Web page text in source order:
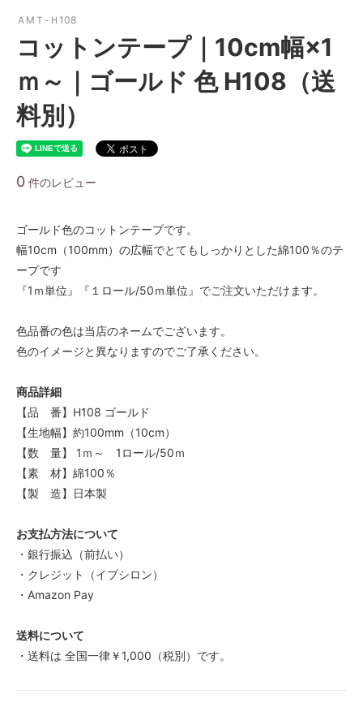
ＡMＴ-Ｈ108
コットンテープ｜10cm幅×1
ｍ～｜ゴールド 色 H108（送
料別）
0 件のレビュー
ゴールド色のコットンテープです。
幅10cm（100mm）の広幅でとてもしっかりとした綿100％のテ
ープです
『1ｍ単位』『１ロール/50ｍ単位』でご注文いただけます。
色品番の色は当店のネームでございます。
色のイメージと異なりますのでご了承ください。
商品詳細
【品 番】H108 ゴールド
【生地幅】約100mm（10cm）
【数 量】 1ｍ～ 1ロール/50ｍ
【素 材】綿100％
【製 造】日本製
お支払方法について
・銀行振込（前払い）
・クレジット（イプシロン）
・Amazon Pay
送料について
・送料は 全国一律￥1,000（税別）です。